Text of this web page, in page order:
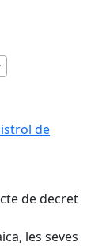
de
de decret
les seves